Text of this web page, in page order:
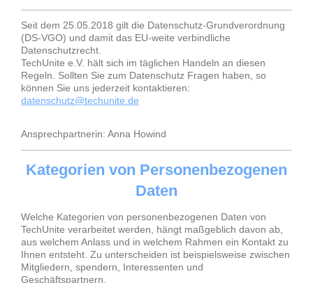
Seit dem 25.05.2018 gilt die Datenschutz-Grundverordnung
(DS-VGO) und damit das EU-weite verbindliche
Datenschutzrecht.
TechUnite e.V. hält sich im täglichen Handeln an diesen
Regeln. Sollten Sie zum Datenschutz Fragen haben, so
können Sie uns jederzeit kontaktieren:
datenschutz@techunite.de
Ansprechpartnerin: Anna Howind
Kategorien von Personenbezogenen
Daten
Welche Kategorien von personenbezogenen Daten von
TechUnite verarbeitet werden, hängt maßgeblich davon ab,
aus welchem Anlass und in welchem Rahmen ein Kontakt zu
Ihnen entsteht. Zu unterscheiden ist beispielsweise zwischen
Mitgliedern, spendern, Interessenten und
Geschäftspartnern.